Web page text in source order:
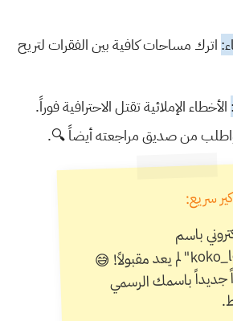
اترك مساحات كافية بين الفقرات لتريح
الأخطاء الإملائية تقتل الاحترافية فوراً.
واطلب من صديق مراجعته أيضاً 🔍.
سريع:
باسم
😅
باسمك الرسمي